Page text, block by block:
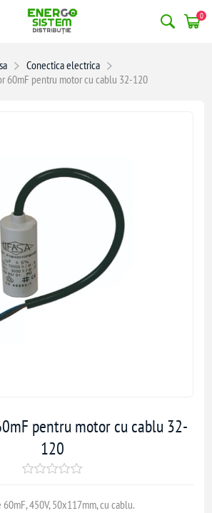
0
Conectica electrica
60mF pentru motor cu cablu 32-120
pentru motor cu cablu 32-
120
450V, 50x117mm, cu cablu.